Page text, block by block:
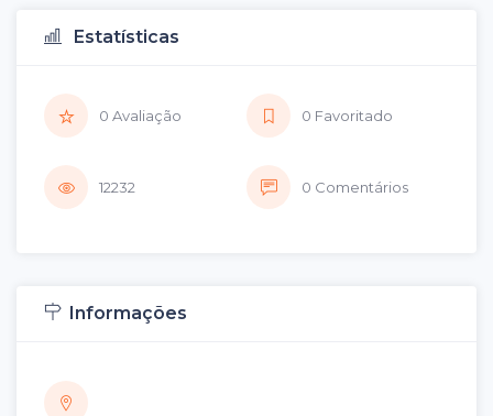
Estatísticas
0 Avaliação 0 Favoritado
12232 0 Comentários
Informações